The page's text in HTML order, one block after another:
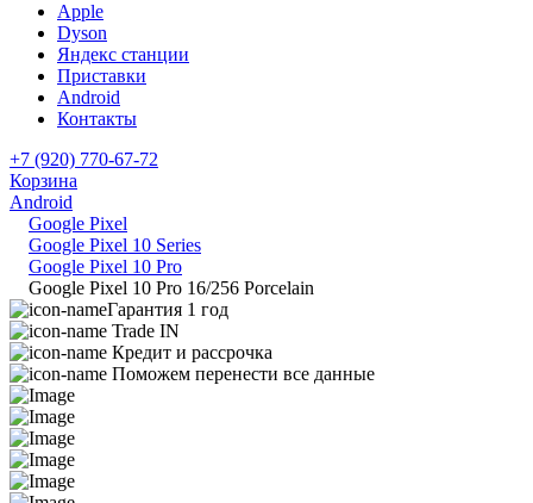
Apple
Dyson
Яндекс станции
Приставки
Android
Контакты
+7 (920) 770-67-72
Корзина
Android
Google Pixel
Google Pixel 10 Series
Google Pixel 10 Pro
Google Pixel 10 Pro 16/256 Porcelain
Гарантия 1 год
Trade IN
Кредит и рассрочка
Поможем перенести все данные